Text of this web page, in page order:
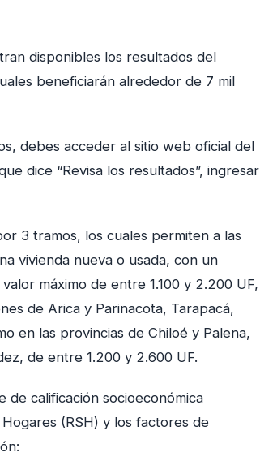
disponibles los resultados del
beneficiarán alrededor de 7 mil
debes acceder al sitio web oficial del
dice “Revisa los resultados”, ingresar
3 tramos, los cuales permiten a las
vivienda nueva o usada, con un
máximo de entre 1.100 y 2.200 UF,
de Arica y Parinacota, Tarapacá,
en las provincias de Chiloé y Palena,
de entre 1.200 y 2.600 UF.
de calificación socioeconómica
(RSH) y los factores de